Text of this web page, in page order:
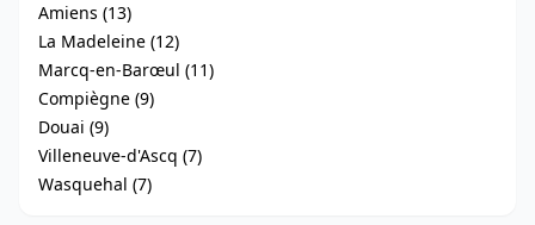
Amiens (13)
La Madeleine (12)
Marcq-en-Barœul (11)
Compiègne (9)
Douai (9)
Villeneuve-d'Ascq (7)
Wasquehal (7)